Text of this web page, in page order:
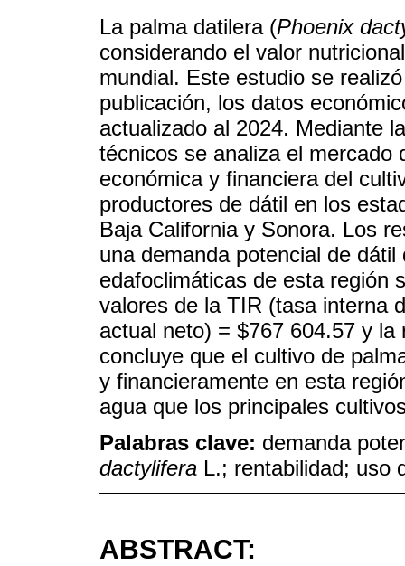
La palma datilera (Phoenix
considerando el valor
mundial. Este estudio se
publicación, los datos
actualizado al 2024. Mediante
técnicos se analiza el mercado
económica y financiera del
productores de dátil en los
Baja California y Sonora. Los
una demanda potencial de
edafoclimáticas de esta región
valores de la TIR (tasa interna
actual neto) = $767 604.57 y
concluye que el cultivo de
y financieramente en esta
agua que los principales
Palabras clave: demanda
dactylifera L.; rentabilidad; uso
ABSTRACT: